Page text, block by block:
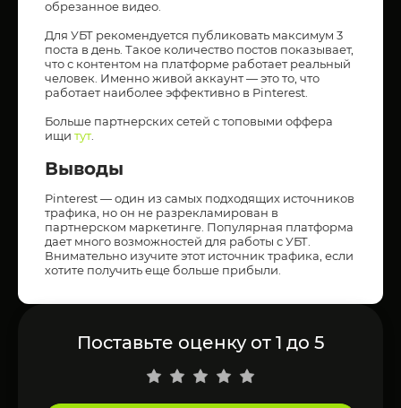
обрезанное видео.
Для УБТ рекомендуется публиковать максимум 3
поста в день. Такое количество постов показывает,
что с контентом на платформе работает реальный
человек. Именно живой аккаунт — это то, что
работает наиболее эффективно в Pinterest.
Больше партнерских сетей с топовыми оффера
ищи тут.
Выводы
Pinterest — один из самых подходящих источников
трафика, но он не разрекламирован в
партнерском маркетинге. Популярная платформа
дает много возможностей для работы с УБТ.
Внимательно изучите этот источник трафика, если
хотите получить еще больше прибыли.
Поставьте оценку от 1 до 5